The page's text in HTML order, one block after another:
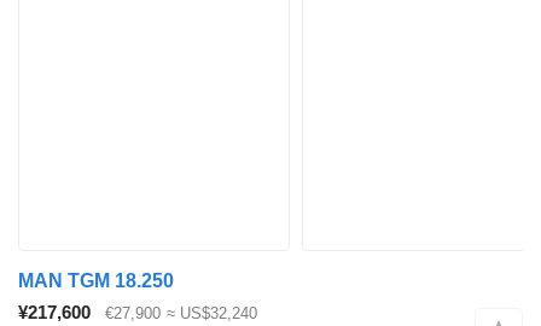
MAN TGM 18.250
¥217,600
€27,900 ≈ US$32,240